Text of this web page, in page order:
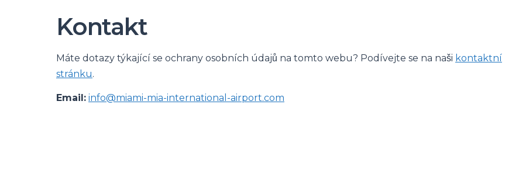
Kontakt
Máte dotazy týkající se ochrany osobních údajů na tomto webu? Podívejte se na naši kontaktní
stránku.
Email: info@miami-mia-international-airport.com